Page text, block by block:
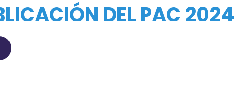
DEL PAC 2024